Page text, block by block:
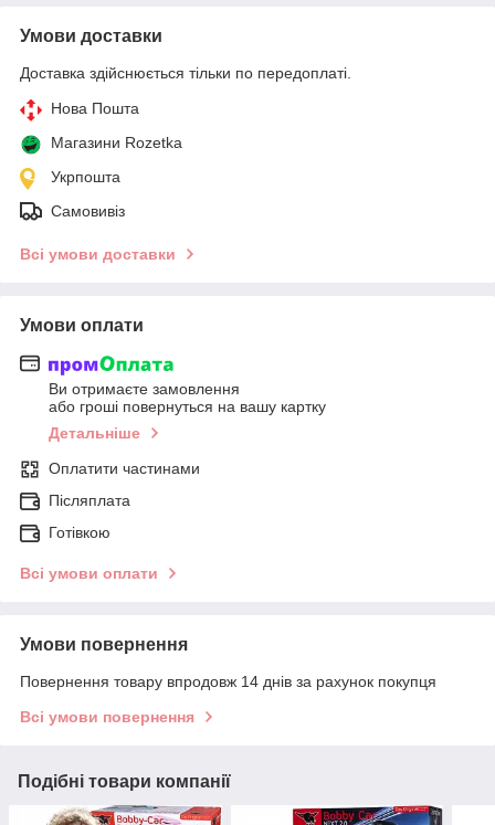
Умови доставки
Доставка здійснюється тільки по передоплаті.
Нова Пошта
Магазини Rozetka
Укрпошта
Самовивіз
Всі умови доставки
Умови оплати
Ви отримаєте замовлення
або гроші повернуться на вашу картку
Детальніше
Оплатити частинами
Післяплата
Готівкою
Всі умови оплати
Умови повернення
Повернення товару впродовж 14 днів за рахунок покупця
Всі умови повернення
Подібні товари компанії